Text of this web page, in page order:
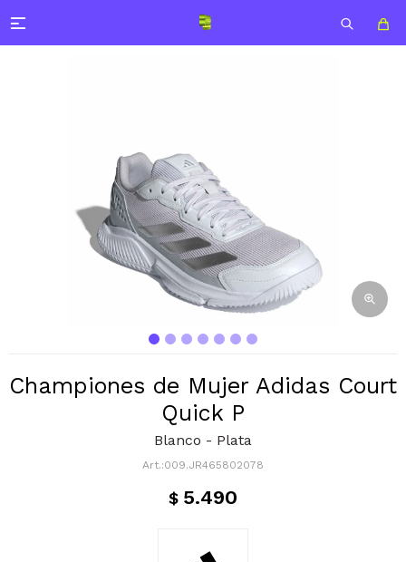

Championes de Mujer Adidas Court
Quick P
Blanco - Plata
009.JR465802078
$ 5.490